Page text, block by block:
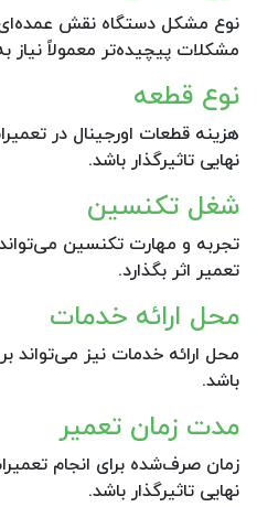
نوع مشکل دستگاه نقش عمده‌ای
مشکلات پیچیده‌تر معمولاً
نوع قطعه
هزینه قطعات اورجینال در
نهایی تاثیرگذار باشد.
شغل تکنسین
تجربه و مهارت تکنسین
تعمیر اثر بگذارد.
محل ارائه خدمات
محل ارائه خدمات نیز می‌تواند
باشد.
مدت زمان تعمیر
زمان صرف‌شده برای انجام
نهایی تاثیرگذار باشد.